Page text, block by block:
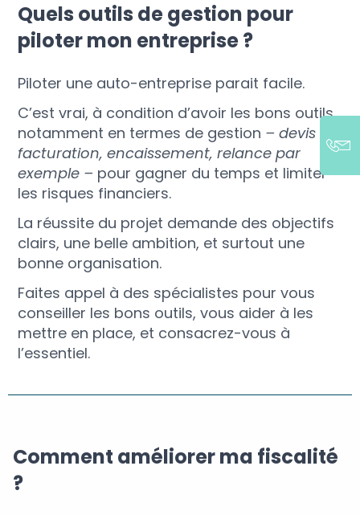
Quels outils de gestion pour
piloter mon entreprise ?
Piloter une auto-entreprise parait facile.
C’est vrai, à condition d’avoir les bons outils,
notamment en termes de gestion – devis
facturation, encaissement, relance par
exemple – pour gagner du temps et limiter
les risques financiers.
La réussite du projet demande des objectifs
clairs, une belle ambition, et surtout une
bonne organisation.
Faites appel à des spécialistes pour vous
conseiller les bons outils, vous aider à les
mettre en place, et consacrez-vous à
l’essentiel.
Comment améliorer ma fiscalité
?